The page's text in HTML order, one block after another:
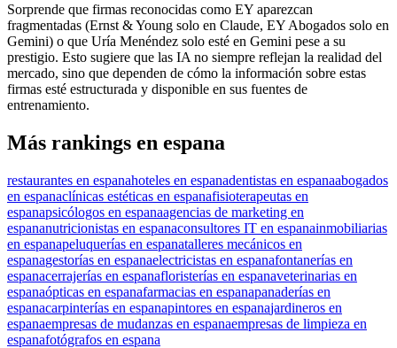
Sorprende que firmas reconocidas como EY aparezcan
fragmentadas (Ernst & Young solo en Claude, EY Abogados solo en
Gemini) o que Uría Menéndez solo esté en Gemini pese a su
prestigio. Esto sugiere que las IA no siempre reflejan la realidad del
mercado, sino que dependen de cómo la información sobre estas
firmas esté estructurada y disponible en sus fuentes de
entrenamiento.
Más rankings en espana
restaurantes en espanahoteles en espanadentistas en espanaabogados
en espanaclínicas estéticas en espanafisioterapeutas en
espanapsicólogos en espanaagencias de marketing en
espananutricionistas en espanaconsultores IT en espanainmobiliarias
en espanapeluquerías en espanatalleres mecánicos en
espanagestorías en espanaelectricistas en espanafontanerías en
espanacerrajerías en espanafloristerías en espanaveterinarias en
espanaópticas en espanafarmacias en espanapanaderías en
espanacarpinterías en espanapintores en espanajardineros en
espanaempresas de mudanzas en espanaempresas de limpieza en
espanafotógrafos en espana